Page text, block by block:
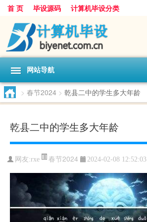
首 页 毕设源码 计算机毕设分类
网站导航
> 春节2024 > 乾县二中的学生多大年龄
乾县二中的学生多大年龄
网友:rxe 春节2024 2024-02-08 12:52:03